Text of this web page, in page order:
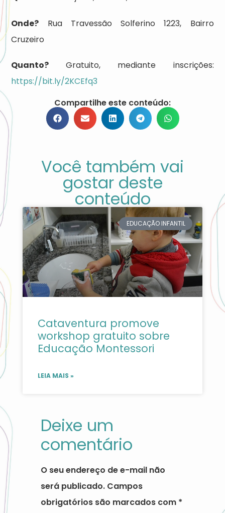
Onde? Rua Travessão Solferino 1223, Bairro
Cruzeiro
Quanto? Gratuito, mediante inscrições:
https://bit.ly/2KCEfq3
Compartilhe este conteúdo:
Você também vai
gostar deste
conteúdo
EDUCAÇÃO INFANTIL
Cataventura promove
workshop gratuito sobre
Educação Montessori
LEIA MAIS »
Deixe um
comentário
O seu endereço de e-mail não
será publicado. Campos
obrigatórios são marcados com *